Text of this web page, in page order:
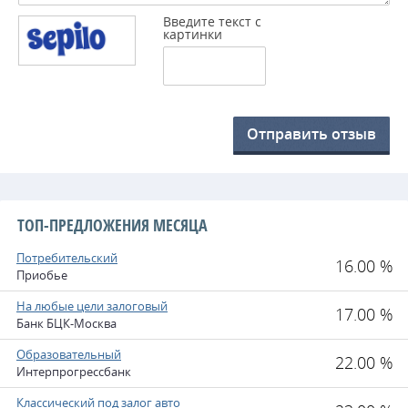
Введите текст с
картинки
Отправить отзыв
ТОП-ПРЕДЛОЖЕНИЯ МЕСЯЦА
Потребительский
Приобье
16.00 %
На любые цели залоговый
Банк БЦК-Москва
17.00 %
Образовательный
Интерпрогрессбанк
22.00 %
Классический под залог авто